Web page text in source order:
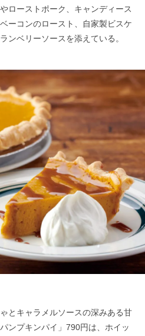
ローストポーク、キャンディース
ーコンのロースト、自家製ビスケ
ンベリーソースを添えている。
とキャラメルソースの深みある甘
ンプキンパイ」790円は、ホイッ